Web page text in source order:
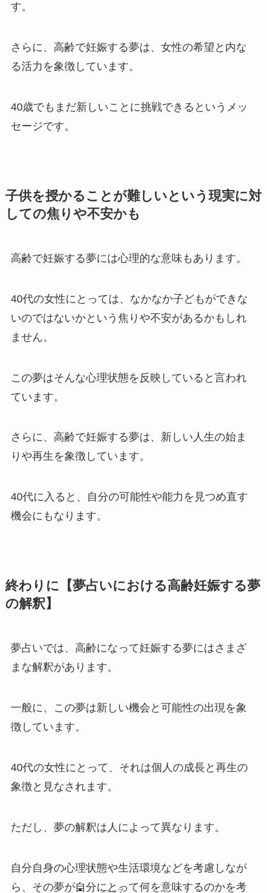
す。
さらに、高齢で妊娠する夢は、女性の希望と内な
る活力を象徴しています。
40歳でもまだ新しいことに挑戦できるというメッ
セージです。
子供を授かることが難しいという現実に対
しての焦りや不安かも
高齢で妊娠する夢には心理的な意味もあります。
40代の女性にとっては、なかなか子どもができな
いのではないかという焦りや不安があるかもしれ
ません。
この夢はそんな心理状態を反映していると言われ
ています。
さらに、高齢で妊娠する夢は、新しい人生の始ま
りや再生を象徴しています。
40代に入ると、自分の可能性や能力を見つめ直す
機会にもなります。
終わりに【夢占いにおける高齢妊娠する夢
の解釈】
夢占いでは、高齢になって妊娠する夢にはさまざ
まな解釈があります。
一般に、この夢は新しい機会と可能性の出現を象
徴しています。
40代の女性にとって、それは個人の成長と再生の
象徴と見なされます。
ただし、夢の解釈は人によって異なります。
自分自身の心理状態や生活環境などを考慮しなが
ら、その夢が自分にとって何を意味するのかを考
ショップ